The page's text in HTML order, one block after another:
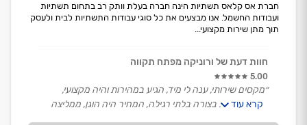
חברת אס קלאס תשתיות הינה חברה בעלת וותק רב בתחום תשתיות
ועבודות החשמל. אנו מבצעים את כל סוגי עבודות התשתיות לבית ולעסק
תוך מתן שירות מקצועי...
חוות דעת של ורוניקה מפתח תקווה
5.00
״מקסים שירותי, ענה לי מיד, הגיע במהירות והיה מקצועי,
מקסים ואדיב בצורה בלתי רגילה, המחיר היה הוגן, ממליצה
קרא עוד